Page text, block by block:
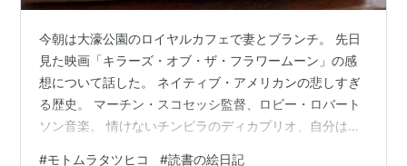
今朝は大濠公園のロイヤルカフェで妻とブランチ。 先日
見た映画「キラーズ・オブ・ザ・フラワームーン」の感
想について話した。 ネイティブ・アメリカンの悲しすぎ
る歴史。 マーチン・スコセッシ監督、ロビー・ロバート
ソン音楽。 情けないチンピラのディカプリオ、自分はい
#モトムラタツヒコ #読書の絵日記